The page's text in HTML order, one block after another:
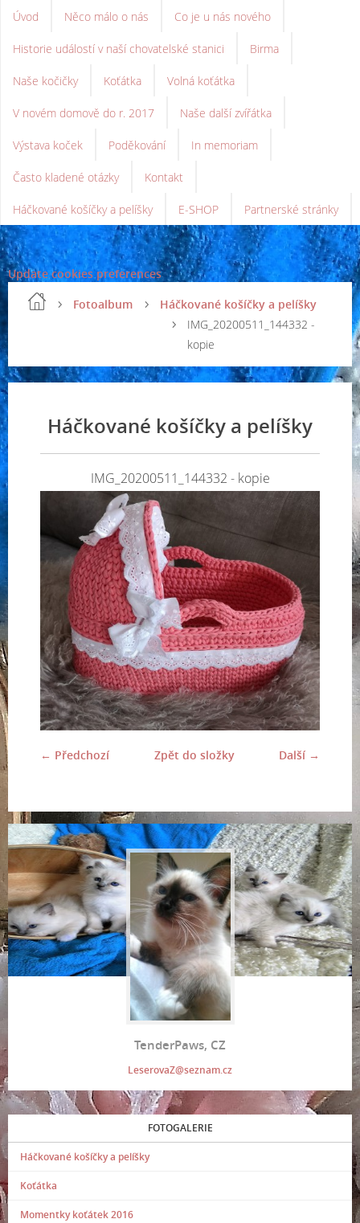
Úvod Něco málo o nás Co je u nás nového
Historie událostí v naší chovatelské stanici Birma
Naše kočičky Koťátka Volná koťátka
V novém domově do r. 2017 Naše další zvířátka
Výstava koček Poděkování In memoriam
Často kladené otázky Kontakt
Háčkované košíčky a pelíšky E-SHOP Partnerské stránky
Update cookies preferences
Fotoalbum
Háčkované košíčky a pelíšky
IMG_20200511_144332 -
kopie
Háčkované košíčky a pelíšky
IMG_20200511_144332 - kopie
← Předchozí Další →
Zpět do složky
TenderPaws, CZ
LeserovaZ@seznam.cz
FOTOGALERIE
Háčkované košíčky a pelíšky
Koťátka
Momentky koťátek 2016